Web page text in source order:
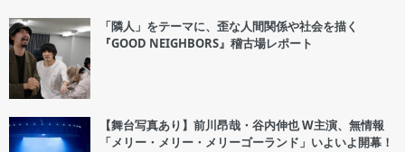
「隣人」をテーマに、歪な人間関係や社会を描く
『GOOD NEIGHBORS』稽古場レポート
【舞台写真あり】前川昂哉・谷内伸也 W主演、無情報
「メリー・メリー・メリーゴーランド」いよいよ開幕！